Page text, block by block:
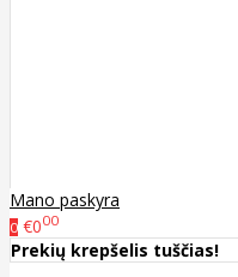
Mano paskyra
0 €000
Prekių krepšelis tuščias!